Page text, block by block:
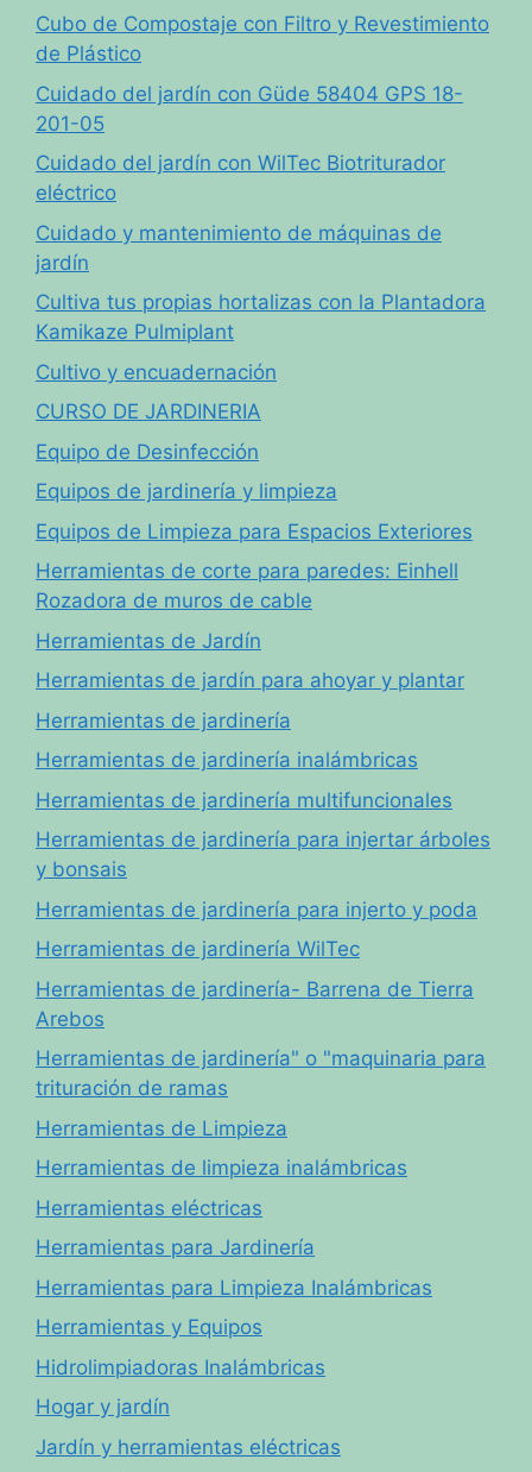
Cubo de Compostaje con Filtro y Revestimiento
de Plástico
Cuidado del jardín con Güde 58404 GPS 18-
201-05
Cuidado del jardín con WilTec Biotriturador
eléctrico
Cuidado y mantenimiento de máquinas de
jardín
Cultiva tus propias hortalizas con la Plantadora
Kamikaze Pulmiplant
Cultivo y encuadernación
CURSO DE JARDINERIA
Equipo de Desinfección
Equipos de jardinería y limpieza
Equipos de Limpieza para Espacios Exteriores
Herramientas de corte para paredes: Einhell
Rozadora de muros de cable
Herramientas de Jardín
Herramientas de jardín para ahoyar y plantar
Herramientas de jardinería
Herramientas de jardinería inalámbricas
Herramientas de jardinería multifuncionales
Herramientas de jardinería para injertar árboles
y bonsais
Herramientas de jardinería para injerto y poda
Herramientas de jardinería WilTec
Herramientas de jardinería- Barrena de Tierra
Arebos
Herramientas de jardinería" o "maquinaria para
trituración de ramas
Herramientas de Limpieza
Herramientas de limpieza inalámbricas
Herramientas eléctricas
Herramientas para Jardinería
Herramientas para Limpieza Inalámbricas
Herramientas y Equipos
Hidrolimpiadoras Inalámbricas
Hogar y jardín
Jardín y herramientas eléctricas